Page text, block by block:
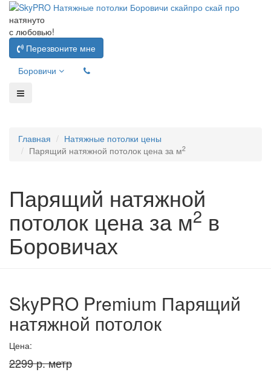
натянуто
с любовью!
Перезвоните мне
Боровичи
Главная
Натяжные потолки цены
Парящий натяжной потолок цена за м2
Парящий натяжной
потолок цена за м2 в
Боровичах
SkyPRO Premium Парящий
натяжной потолок
Цена:
2299 р. метр